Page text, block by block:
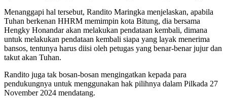
Menanggapi hal tersebut, Randito Maringka menjelaskan, apabila
Tuhan berkenan HHRM memimpin kota Bitung, dia bersama
Hengky Honandar akan melakukan pendataan kembali, dimana
untuk melakukan pendataan kembali siapa yang layak menerima
bansos, tentunya harus diisi oleh petugas yang benar-benar jujur dan
takut akan Tuhan.
Randito juga tak bosan-bosan mengingatkan kepada para
pendukungnya untuk menggunakan hak pilihnya dalam Pilkada 27
November 2024 mendatang.